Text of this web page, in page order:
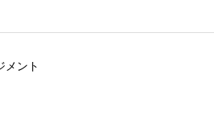
メント